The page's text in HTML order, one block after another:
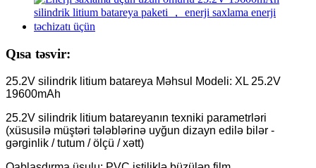
Qısa təsvir:
25.2V silindrik litium batareya Məhsul Modeli: XL 25.2V
19600mAh
25.2V silindrik litium batareyanın texniki parametrləri
(xüsusilə müştəri tələblərinə uyğun dizayn edilə bilər -
gərginlik / tutum / ölçü / xətt)